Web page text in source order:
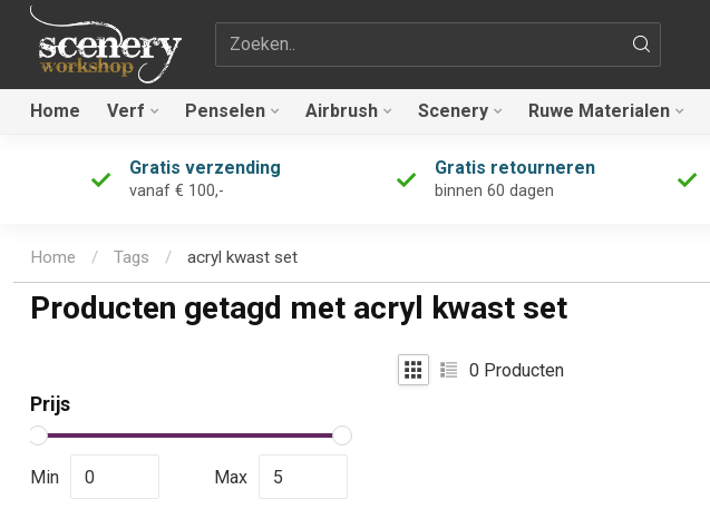
Zoekterm
Home Verf Penselen Airbrush Scenery Ruwe Materialen
Gratis verzending
vanaf € 100,-
Gratis retourneren
binnen 60 dagen
Home / Tags / acryl kwast set
Producten getagd met acryl kwast set
Prijs
Min Max
0 Producten